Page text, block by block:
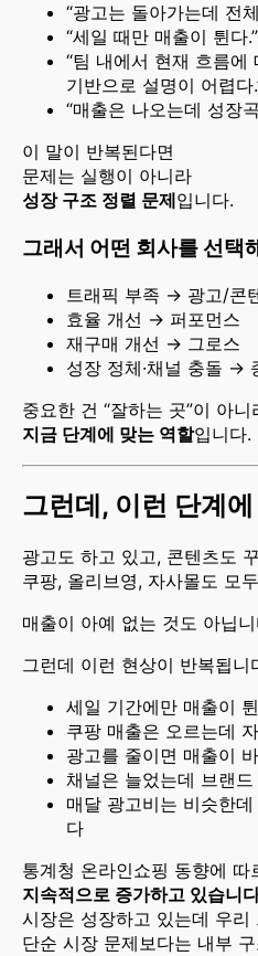
“광고는 돌아가는데 전
“세일 때만 매출이 튄다.”
“팀 내에서 현재 흐름에
기반으로 설명이 어렵다
“매출은 나오는데 성장
이 말이 반복된다면
문제는 실행이 아니라
성장 구조 정렬 문제입니다.
그래서 어떤 회사를 선택
트래픽 부족 → 광고/콘
효율 개선 → 퍼포먼스
재구매 개선 → 그로스
성장 정체·채널 충돌 →
중요한 건 “잘하는 곳”이 아니
지금 단계에 맞는 역할입니다.
그런데, 이런 단계
광고도 하고 있고, 콘텐츠도
쿠팡, 올리브영, 자사몰도 모
매출이 아예 없는 것도 아닙
그런데 이런 현상이 반복됩니
세일 기간에만 매출이
쿠팡 매출은 오르는데
광고를 줄이면 매출이
채널은 늘었는데 브랜
매달 광고비는 비슷한
다
통계청 온라인쇼핑 동향에 따
지속적으로 증가하고 있습니
시장은 성장하고 있는데 우리
단순 시장 문제보다는 내부